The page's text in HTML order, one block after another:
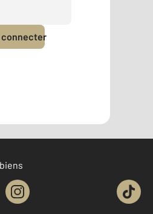
connecter